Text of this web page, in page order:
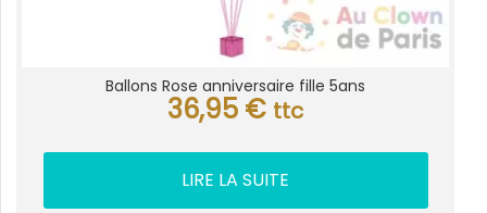
Ballons Rose anniversaire fille 5ans
36,95 € ttc
LIRE LA SUITE